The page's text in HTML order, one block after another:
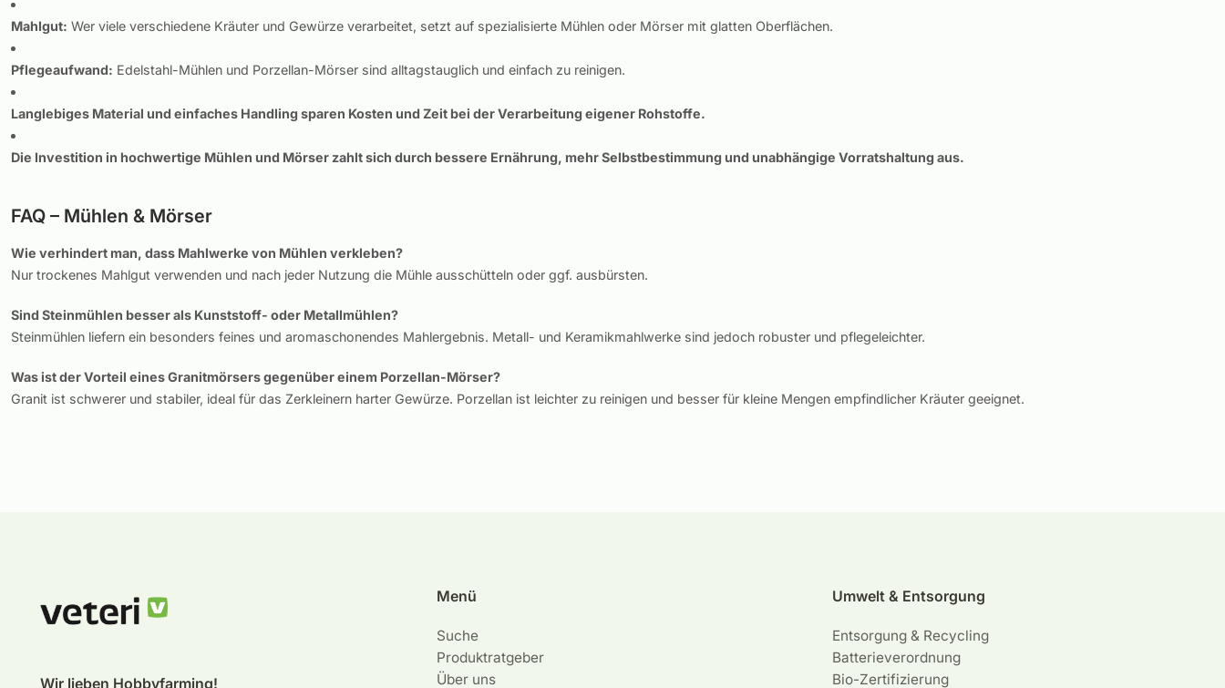
Mahlgut: Wer viele verschiedene Kräuter und Gewürze verarbeitet, setzt auf spezialisierte Mühlen oder Mörser mit glatten Oberflächen.
Pflegeaufwand: Edelstahl-Mühlen und Porzellan-Mörser sind alltagstauglich und einfach zu reinigen.
Langlebiges Material und einfaches Handling sparen Kosten und Zeit bei der Verarbeitung eigener Rohstoffe.
Die Investition in hochwertige Mühlen und Mörser zahlt sich durch bessere Ernährung, mehr Selbstbestimmung und unabhängige Vorratshaltung aus.
FAQ – Mühlen & Mörser
Wie verhindert man, dass Mahlwerke von Mühlen verkleben?
Nur trockenes Mahlgut verwenden und nach jeder Nutzung die Mühle ausschütteln oder ggf. ausbürsten.
Sind Steinmühlen besser als Kunststoff- oder Metallmühlen?
Steinmühlen liefern ein besonders feines und aromaschonendes Mahlergebnis. Metall- und Keramikmahlwerke sind jedoch robuster und pflegeleichter.
Was ist der Vorteil eines Granitmörsers gegenüber einem Porzellan-Mörser?
Granit ist schwerer und stabiler, ideal für das Zerkleinern harter Gewürze. Porzellan ist leichter zu reinigen und besser für kleine Mengen empfindlicher Kräuter geeignet.
Wir lieben Hobbyfarming!
Menü
Suche
Produktratgeber
Über uns
Umwelt & Entsorgung
Entsorgung & Recycling
Batterieverordnung
Bio-Zertifizierung